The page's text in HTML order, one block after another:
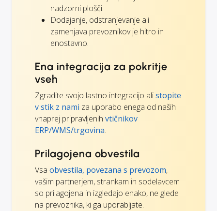
nadzorni plošči.
Dodajanje, odstranjevanje ali
zamenjava prevoznikov je hitro in
enostavno.
Ena integracija za pokritje
vseh
Zgradite svojo lastno integracijo alistopite
v stik z nami za uporabo enega od naših
vnaprej pripravljenih vtičnikov
ERP/WMS/trgovina.
Prilagojena obvestila
Vsa obvestila, povezana s prevozom,
vašim partnerjem, strankam in sodelavcem
so prilagojena in izgledajo enako, ne glede
na prevoznika, ki ga uporabljate.